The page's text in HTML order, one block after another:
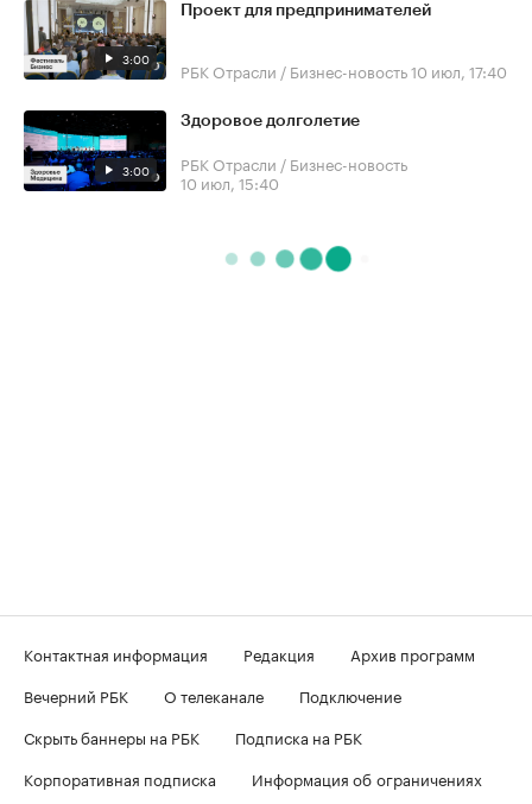
3:00
Проект для предпринимателей
РБК Отрасли / Бизнес-новость10 июл, 17:40
3:00
Здоровое долголетие
РБК Отрасли / Бизнес-новость
10 июл, 15:40
Контактная информация Редакция
Архив программ
Вечерний РБК
О телеканале
Подключение
Скрыть баннеры на РБК
Подписка на РБК
Корпоративная подписка
Информация об ограничениях